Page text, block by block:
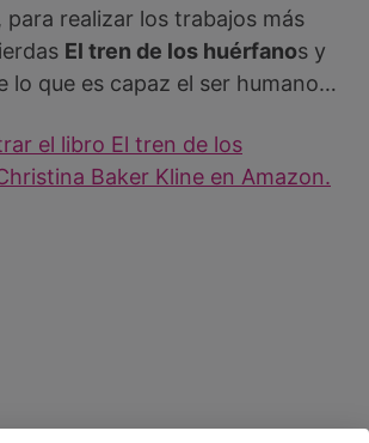
para realizar los trabajos más
El tren de los huérfanos y
lo que es capaz el ser humano…
el libro El tren de los
Baker Kline en Amazon.